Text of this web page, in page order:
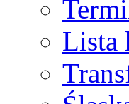
Lista